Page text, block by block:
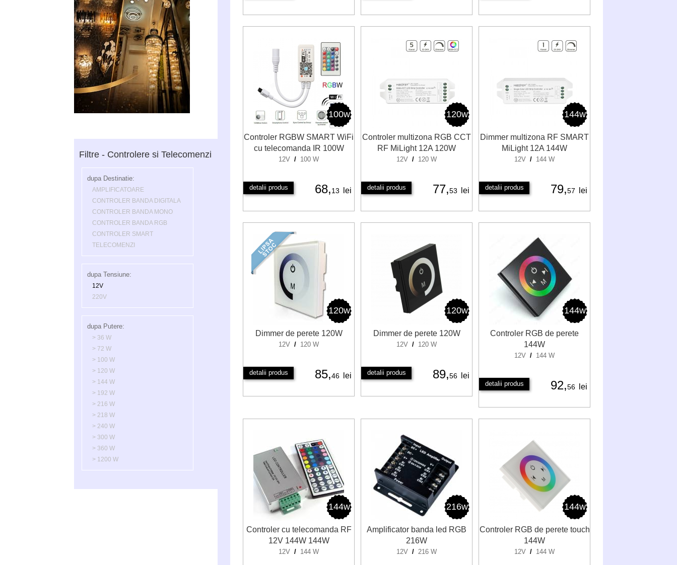
Filtre - Controlere si Telecomenzi
dupa Destinatie:
AMPLIFICATOARE
CONTROLER BANDA DIGITALA
CONTROLER BANDA MONO
CONTROLER BANDA RGB
CONTROLER SMART
TELECOMENZI
dupa Tensiune:
12V
220V
dupa Putere:
> 36 W
> 72 W
> 100 W
> 120 W
> 144 W
> 192 W
> 216 W
> 218 W
> 240 W
> 300 W
> 360 W
> 1200 W
100w
Controler RGBW SMART WiFi
cu telecomanda IR 100W
12V / 100 W
detalii produs 68,13 lei
120w
Controler multizona RGB CCT
RF MiLight 12A 120W
12V / 120 W
detalii produs 77,53 lei
144w
Dimmer multizona RF SMART
MiLight 12A 144W
12V / 144 W
detalii produs 79,57 lei
120w
Dimmer de perete 120W
12V / 120 W
detalii produs 85,46 lei
120w
Dimmer de perete 120W
12V / 120 W
detalii produs 89,56 lei
144w
Controler RGB de perete
144W
12V / 144 W
detalii produs 92,56 lei
144w
Controler cu telecomanda RF
12V 144W 144W
12V / 144 W
216w
Amplificator banda led RGB
216W
12V / 216 W
144w
Controler RGB de perete touch
144W
12V / 144 W